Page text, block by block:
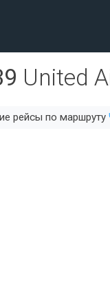
United
рейсы по маршруту